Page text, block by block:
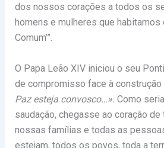
dos nossos corações a todos os
homens e mulheres que habitamos
Comum’”.
O Papa Leão XIV iniciou o seu
de compromisso face à construção
Paz esteja convosco…». Como
saudação, chegasse ao coração
nossas famílias e todas as
estejam, todos os povos, toda a